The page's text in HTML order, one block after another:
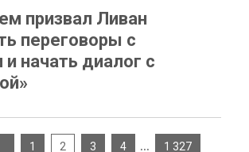
призвал Ливан
переговоры с
начать диалог с
1 2 3 4 … 1 327